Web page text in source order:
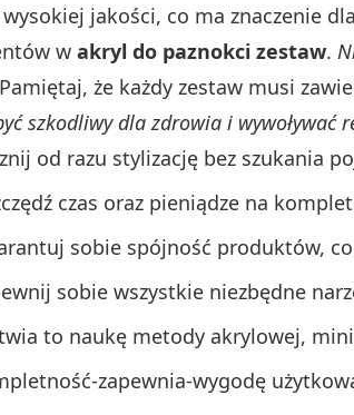
jakości, co ma znaczenie
w akryl do paznokci zestaw.
Pamiętaj, że każdy zestaw musi
szkodliwy dla zdrowia i wywoływać
od razu stylizację bez szukania
czas oraz pieniądze na
sobie spójność produktów,
sobie wszystkie niezbędne
to naukę metody akrylowej,
zapewnia-wygodę